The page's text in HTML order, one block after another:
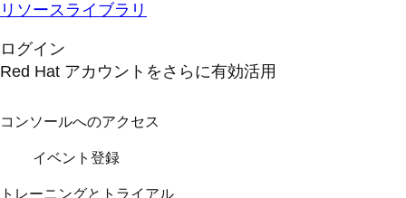
リソースライブラリ
ログイン
Red Hat アカウントをさらに有効活用
コンソールへのアクセス
イベント登録
トレーニングとトライアル